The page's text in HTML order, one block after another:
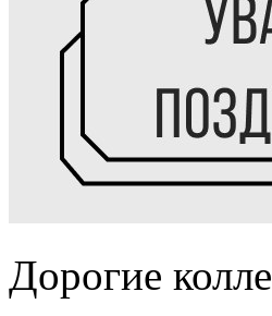
Дорогие